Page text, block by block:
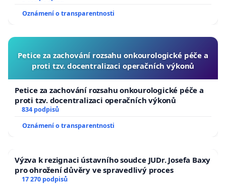
Oznámení o transparentnosti
Petice za zachování rozsahu onkourologické péče a
proti tzv. docentralizaci operačních výkonů
Petice za zachování rozsahu onkourologické péče a
proti tzv. docentralizaci operačních výkonů
834 podpisů
Oznámení o transparentnosti
Výzva k rezignaci ústavního soudce JUDr. Josefa Baxy
pro ohrožení důvěry ve spravedlivý proces
17 270 podpisů